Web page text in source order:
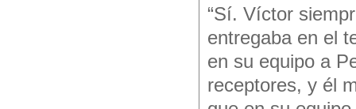
“Sí. Víctor
entregaba en el
en su equipo a
receptores, y él